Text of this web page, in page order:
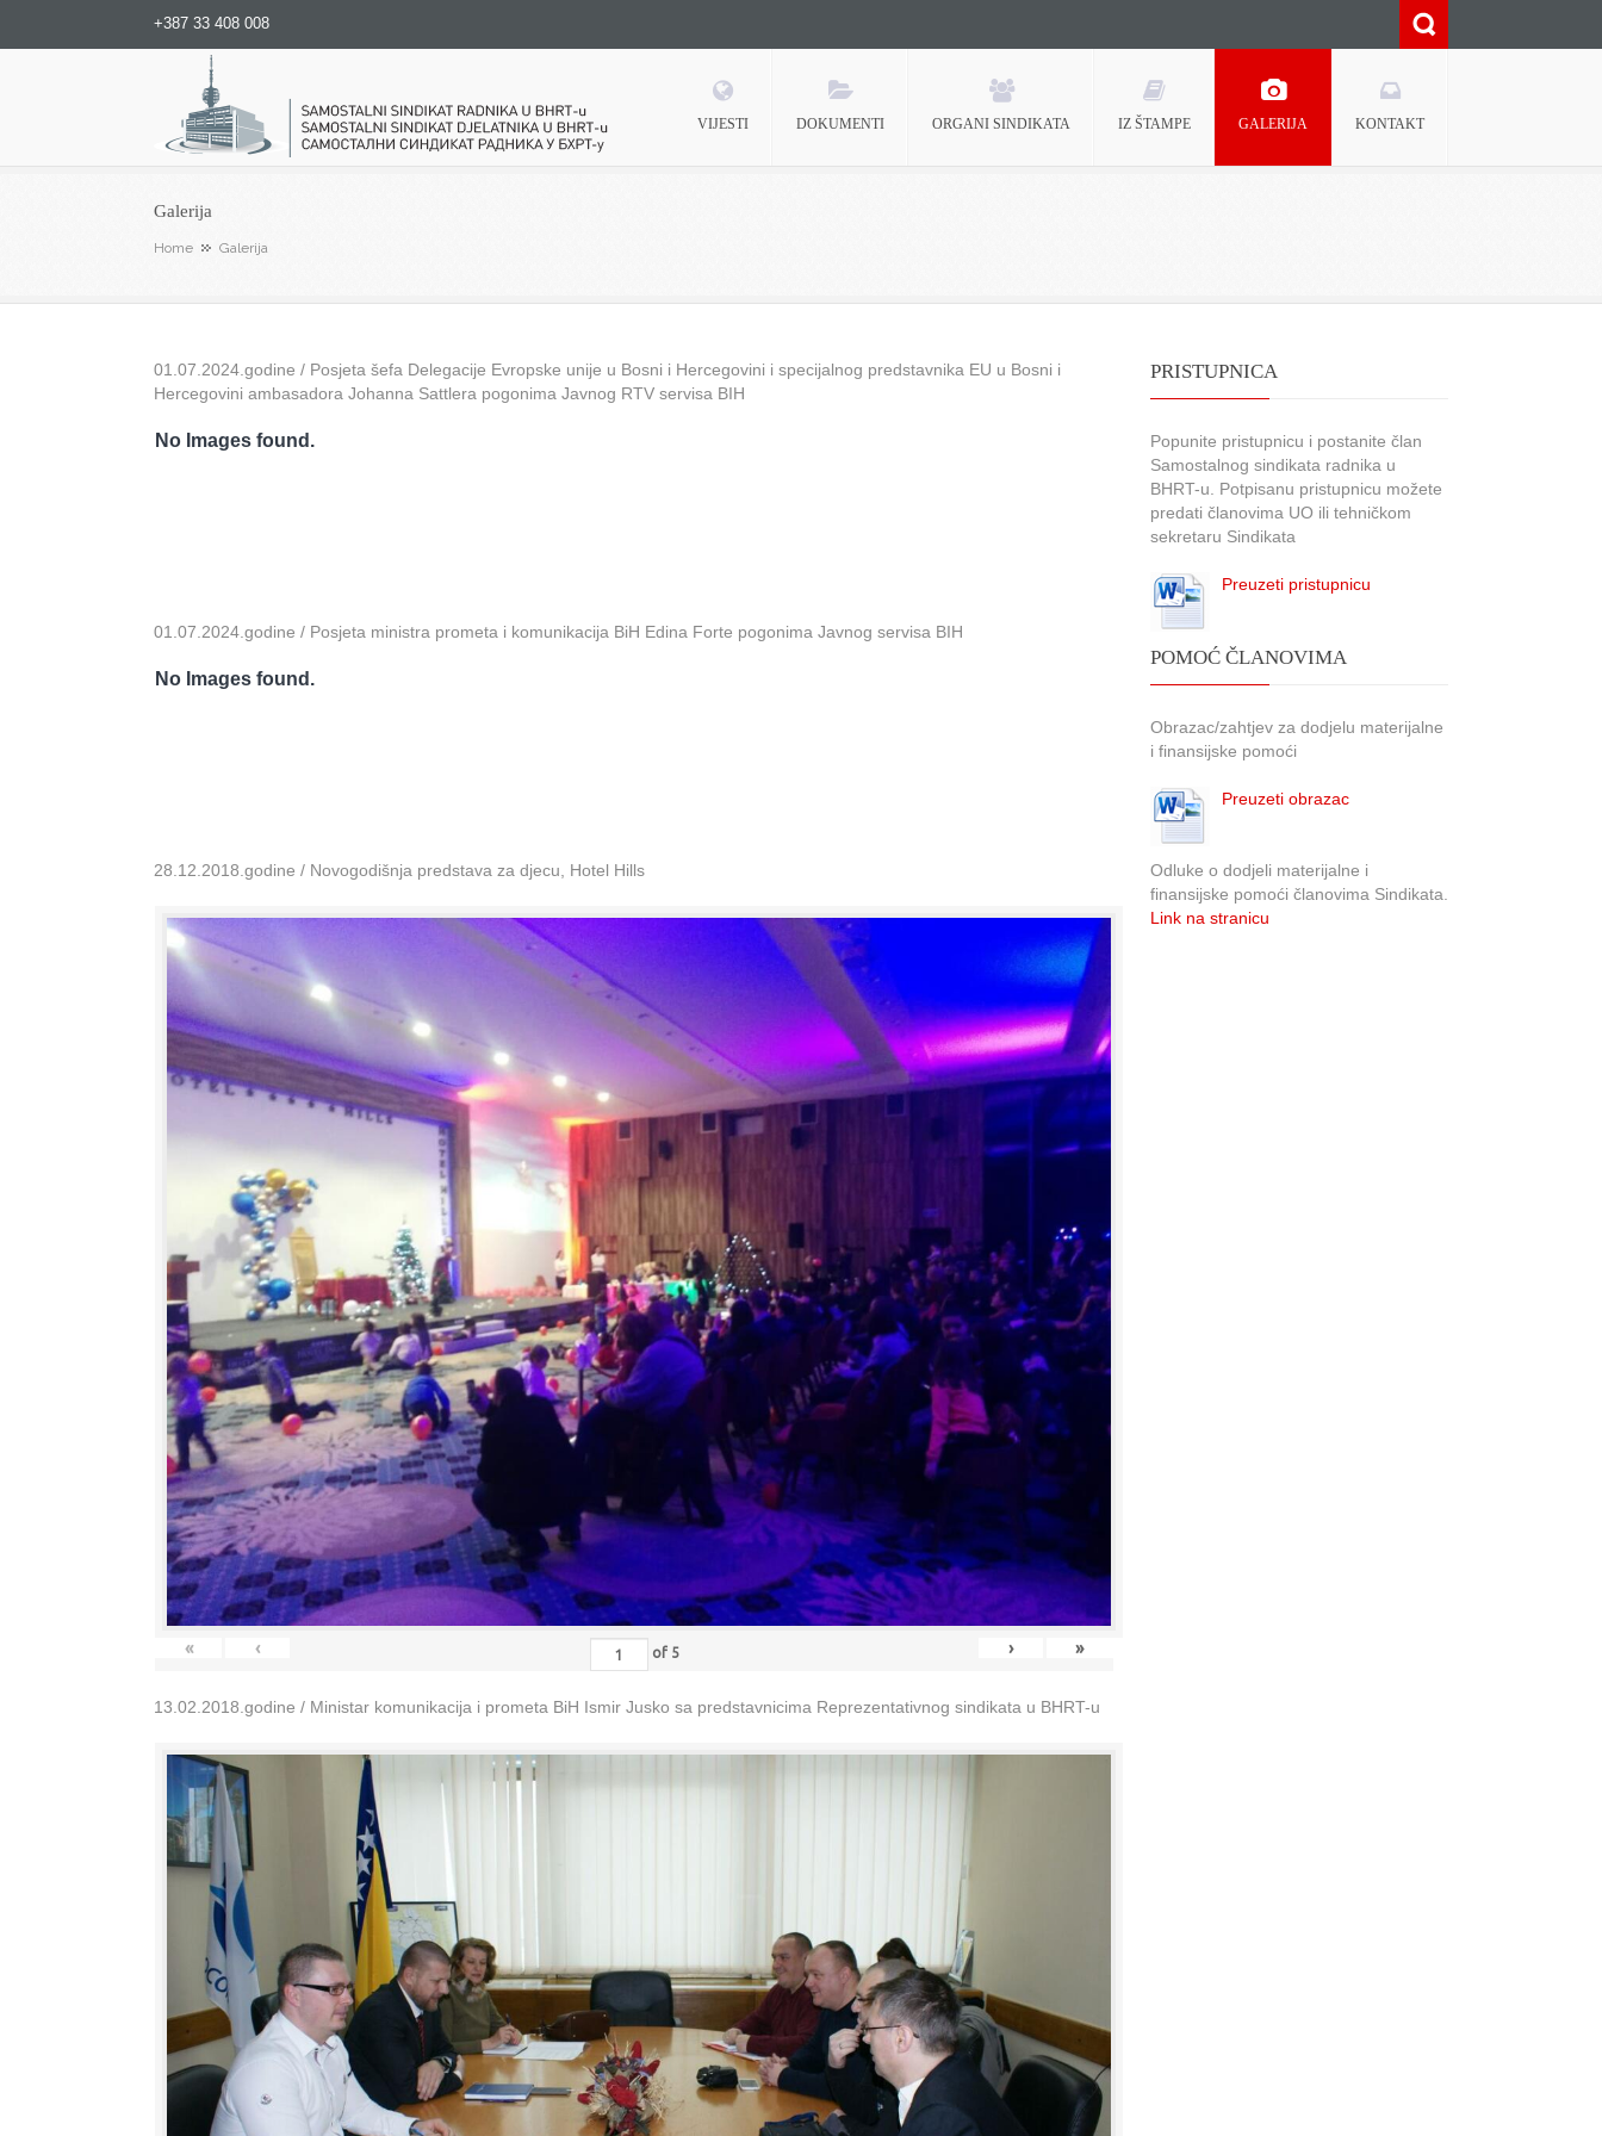
+387 33 408 008
Samostalni sindikat radnika u BHRT-u
VIJESTI DOKUMENTI ORGANI SINDIKATA IZ ŠTAMPE GALERIJA KONTAKT
Galerija
Home Galerija
01.07.2024.godine / Posjeta šefa Delegacije Evropske unije u Bosni i Hercegovini i specijalnog predstavnika EU u Bosni i
Hercegovini ambasadora Johanna Sattlera pogonima Javnog RTV servisa BIH
No Images found.
01.07.2024.godine / Posjeta ministra prometa i komunikacija BiH Edina Forte pogonima Javnog servisa BIH
No Images found.
28.12.2018.godine / Novogodišnja predstava za djecu, Hotel Hills
« ‹ of 5 › »
13.02.2018.godine / Ministar komunikacija i prometa BiH Ismir Jusko sa predstavnicima Reprezentativnog sindikata u BHRT-u
PRISTUPNICA
Popunite pristupnicu i postanite član
Samostalnog sindikata radnika u
BHRT-u. Potpisanu pristupnicu možete
predati članovima UO ili tehničkom
sekretaru Sindikata
Preuzeti pristupnicu
POMOĆ ČLANOVIMA
Obrazac/zahtjev za dodjelu materijalne
i finansijske pomoći
Preuzeti obrazac
Odluke o dodjeli materijalne i
finansijske pomoći članovima Sindikata.
Link na stranicu